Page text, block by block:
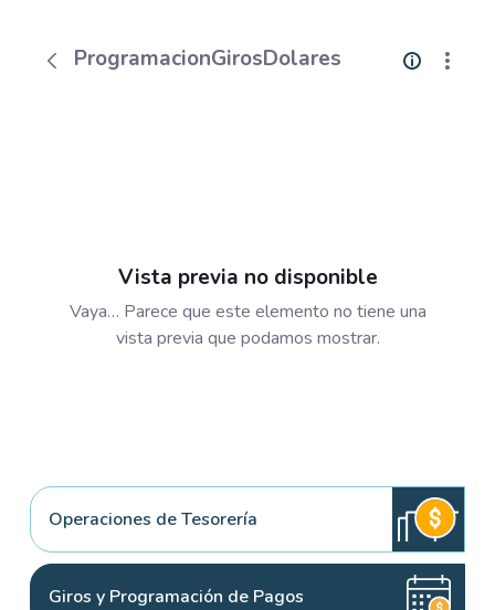
ProgramacionGirosDolares
Vista previa no disponible
Vaya… Parece que este elemento no tiene una
vista previa que podamos mostrar.
Operaciones de Tesorería
Giros y Programación de Pagos